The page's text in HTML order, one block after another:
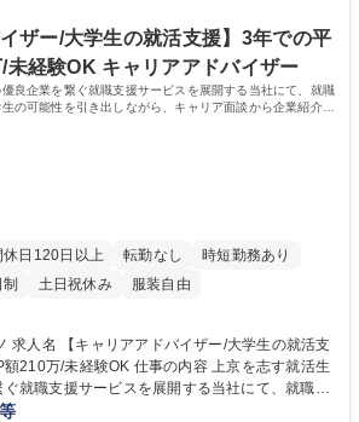
走します。 募集職種 ★2027/4/1入
人営業/リクルーティングアドバイザー】
ンバーも！ ■売上前年度比:170％(9期)→17
前期）で拡大中。社員数も50名→100名→150
体制へと増員予定！ 学歴・資格 学歴：大学院 大学 語学力： 資格：
ザー/大学生の就活支援】3年での平
経験OK キャリアアドバイザー
優良企業を繋ぐ就職支援サービスを展開する当社にて、就職
の可能性を引き出しながら、キャリア面談から企業紹介、
ます。
休日120日以上 転勤なし
時短勤務あり
土日祝休み 服装自由
支
仕事の内容 上京を志す就活生
就職支援サービスを展開する当社にて、就職活
生の可能性を引き出しながら、キャリア面談か